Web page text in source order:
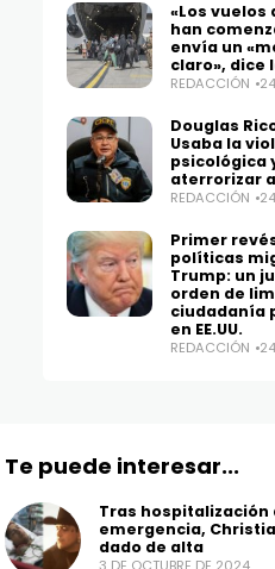
«Los vuelos
han
envía un
claro», dice
REDACCIÓN
Douglas
Usaba la
psicológica
aterrorizar
REDACCIÓN
Primer
políticas
Trump: un
orden de
ciudadanía
en EE.UU.
REDACCIÓN
Te puede interesar...
Tras hospitalización
emergencia,
dado de alta